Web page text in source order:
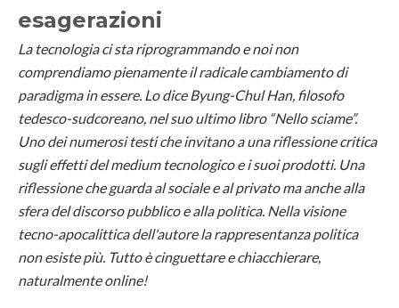
esagerazioni
La tecnologia ci sta riprogrammando e noi non
comprendiamo pienamente il radicale cambiamento di
paradigma in essere. Lo dice Byung-Chul Han, filosofo
tedesco-sudcoreano, nel suo ultimo libro “Nello sciame”.
Uno dei numerosi testi che invitano a una riflessione critica
sugli effetti del medium tecnologico e i suoi prodotti. Una
riflessione che guarda al sociale e al privato ma anche alla
sfera del discorso pubblico e alla politica. Nella visione
tecno-apocalittica dell'autore la rappresentanza politica
non esiste più. Tutto è cinguettare e chiacchierare,
naturalmente online!